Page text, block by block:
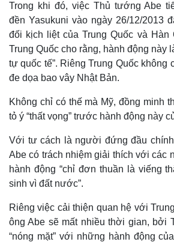
Trong khi đó, việc Thủ tướng Abe
đền Yasukuni vào ngày 26/12/2013
đối kịch liệt của Trung Quốc và Hàn
Trung Quốc cho rằng, hành động này
tự quốc tế”. Riêng Trung Quốc không
đe dọa bao vây Nhật Bản.
Không chỉ có thế mà Mỹ, đồng minh
tỏ ý “thất vọng” trước hành động này
Với tư cách là người đứng đầu
Abe có trách nhiệm giải thích với các
hành động “chỉ đơn thuần là viếng
sinh vì đất nước”.
Riêng việc cải thiện quan hệ với
ông Abe sẽ mất nhiều thời gian, bởi
“nóng mặt” với những hành động